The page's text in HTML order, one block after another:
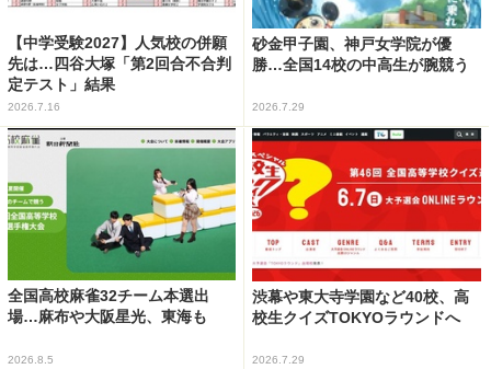
【中学受験2027】人気校の併願
先は…四谷大塚「第2回合不合判
定テスト」結果
2026.7.16
砂金甲子園、神戸女学院が優
勝…全国14校の中高生が腕競う
2026.7.29
全国高校麻雀32チーム本選出
場…麻布や大阪星光、東海も
2026.8.5
渋幕や東大寺学園など40校、高
校生クイズTOKYOラウンドへ
2026.7.29